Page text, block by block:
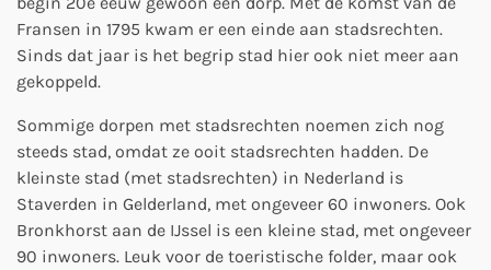
Fransen in 1795 kwam er een einde aan stadsrechten.
Sinds dat jaar is het begrip stad hier ook niet meer aan
gekoppeld.
Sommige dorpen met stadsrechten noemen zich nog
steeds stad, omdat ze ooit stadsrechten hadden. De
kleinste stad (met stadsrechten) in Nederland is
Staverden in Gelderland, met ongeveer 60 inwoners. Ook
Bronkhorst aan de IJssel is een kleine stad, met ongeveer
90 inwoners. Leuk voor de toeristische folder, maar ook